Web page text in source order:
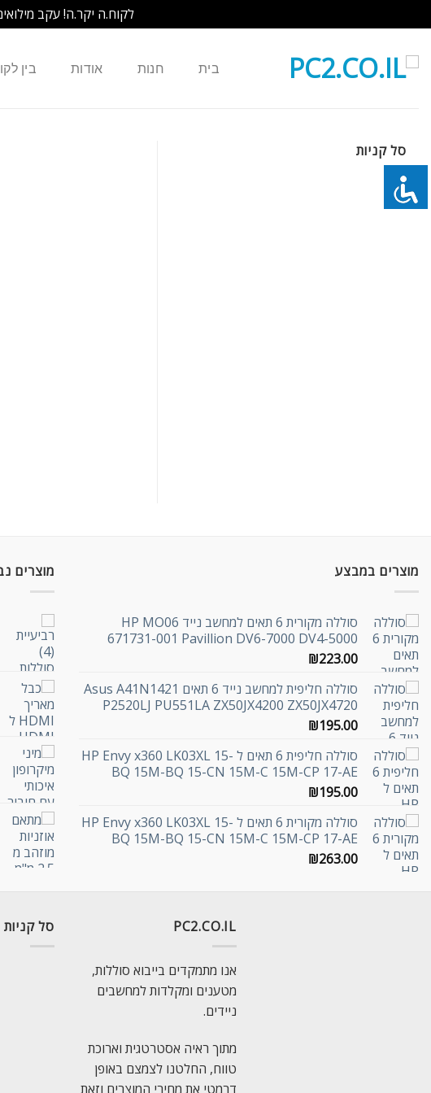
לקוח.ה יקר.ה! עקב
content
בית חנות אודות בין
סל קניות
מוצרים במבצע
סוללה מקורית 6 תאים למחשב נייד HP MO06
671731-001 Pavillion DV6-7000 DV4-5000
₪223.00
סוללה חליפית למחשב נייד 6 תאים Asus A41N1421
P2520LJ PU551LA ZX50JX4200 ZX50JX4720
₪195.00
סוללה חליפית 6 תאים ל HP Envy x360 LK03XL 15-
BQ 15M-BQ 15-CN 15M-C 15M-CP 17-AE
₪195.00
סוללה מקורית 6 תאים ל HP Envy x360 LK03XL 15-
BQ 15M-BQ 15-CN 15M-C 15M-CP 17-AE
₪263.00
מוצרים
PC2.CO.IL
אנו מתמקדים בייבוא סוללות,
מטענים ומקלדות למחשבים
ניידים.
מתוך ראיה אסטרטגית וארוכת
טווח, החלטנו לצמצם באופן
דרמטי את מחירי המוצרים וזאת
סל קניות